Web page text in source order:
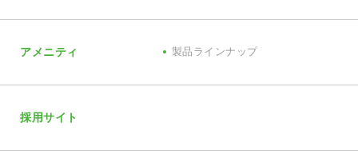
アメニティ 製品ラインナップ
採用サイト